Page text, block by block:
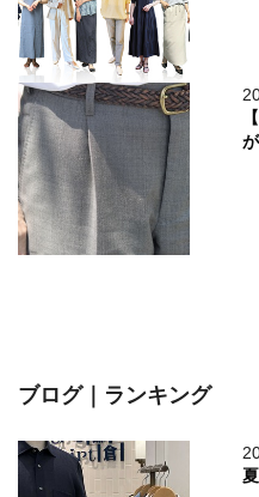
ブログ｜ランキング